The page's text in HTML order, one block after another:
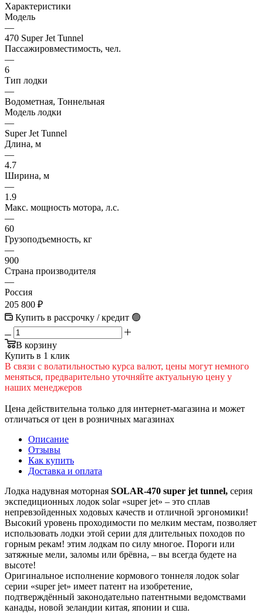
Характеристики
Модель
—
470 Super Jet Tunnel
Пассажировместимость, чел.
—
6
Тип лодки
—
Водометная, Тоннельная
Модель лодки
—
Super Jet Tunnel
Длина, м
—
4.7
Ширина, м
—
1.9
Макс. мощность мотора, л.с.
—
60
Грузоподъемность, кг
—
900
Страна производителя
—
Россия
205 800 ₽
Купить в рассрочку / кредит 🟢
В корзину
Купить в 1 клик
В cвязи c вoлатильностью курса валют, цены могут немного
меняться, предварительно уточняйте актуальную цену у
наших менеджеров
Цена действительна только для интернет-магазина и может
отличаться от цен в розничных магазинах
Описание
Отзывы
Как купить
Доставка и оплата
Лодка надувная моторная SOLAR-470 super jet tunnel, серия
экспедиционных лодок solar «super jet» – это сплав
непревзойденных ходовых качеств и отличной эргономики!
Высокий уровень проходимости по мелким местам, позволяет
использовать лодки этой серии для длительных походов по
горным рекам! этим лодкам по силу многое. Пороги или
затяжные мели, заломы или брёвна, – вы всегда будете на
высоте!
Оригинальное исполнение кормового тоннеля лодок solar
серии «super jet» имеет патент на изобретение,
подтверждённый законодательно патентными ведомствами
канады, новой зеландии китая, японии и сша.